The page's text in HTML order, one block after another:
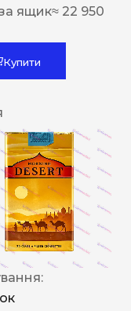
ящик≈ 22 950
Купити